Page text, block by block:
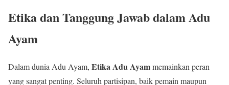
Etika dan Tanggung Jawab dalam Adu
Ayam
Dalam dunia Adu Ayam, Etika Adu Ayammemainkan peran
yang sangat penting. Seluruh partisipan, baik pemain maupun